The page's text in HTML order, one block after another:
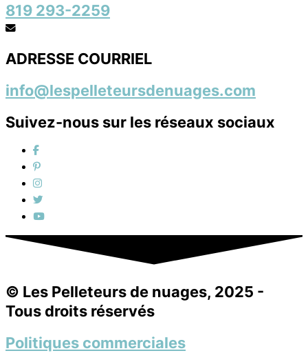
819 293-2259
ADRESSE COURRIEL
info@lespelleteursdenuages.com
Suivez-nous sur les réseaux sociaux
© Les Pelleteurs de nuages, 2025 -
Tous droits réservés
Politiques commerciales